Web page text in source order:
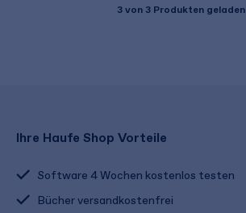
3von 3 Produkten geladen
Ihre Haufe Shop Vorteile
Software 4 Wochen kostenlos testen
Bücher versandkostenfrei